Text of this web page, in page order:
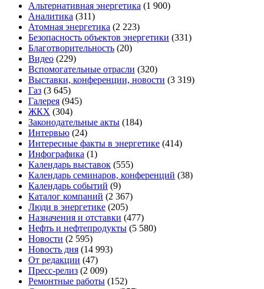
Альтернативная энергетика (1 900)
Аналитика (311)
Атомная энергетика (2 223)
Безопасность объектов энергетики (331)
Благотворительность (20)
Видео (229)
Вспомогательные отрасли (320)
Выставки, конференции, новости (3 319)
Газ (3 645)
Галерея (945)
ЖКХ (304)
Законодательные акты (184)
Интервью (24)
Интересные факты в энергетике (414)
Инфографика (1)
Календарь выставок (555)
Календарь семинаров, конференций (38)
Календарь событий (9)
Каталог компаний (2 367)
Люди в энергетике (205)
Назначения и отставки (477)
Нефть и нефтепродукты (5 580)
Новости (2 595)
Новость дня (14 993)
От редакции (47)
Пресс-релиз (2 009)
Ремонтные работы (152)